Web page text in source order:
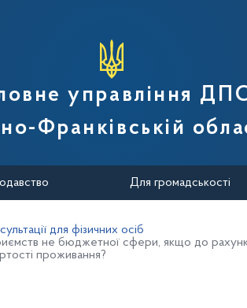
служби
управління
Франківській
Для громадськості
для фізичних осіб
не бюджетної сфери, якщо до
проживання?